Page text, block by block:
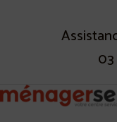
03